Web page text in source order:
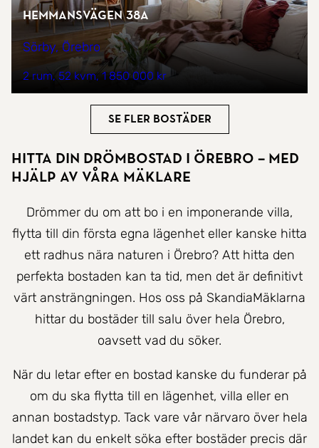
Hemmansvägen 38A
Sörby, Örebro
2 rum 52 kvm 1 850 000 kr
Se fler bostäder
Hitta Din Drömbostad i Örebro – Med
hjälp av våra mäklare
Drömmer du om att bo i en imponerande villa,
flytta till din första egna lägenhet eller kanske hitta
ett radhus nära naturen i Örebro? Att hitta den
perfekta bostaden kan ta tid, men det är definitivt
värt ansträngningen. Hos oss på SkandiaMäklarna
hittar du bostäder till salu över hela Örebro,
oavsett vad du söker.
När du letar efter en bostad kanske du funderar på
om du ska flytta till en lägenhet, villa eller en
annan bostadstyp. Tack vare vår närvaro över hela
landet kan du enkelt söka efter bostäder precis där